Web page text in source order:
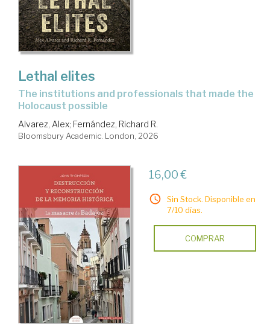
Lethal elites
the institutions and professionals that made the
Holocaust possible
Alvarez, Alex; Fernández, Richard R.
Bloomsbury Academic. London, 2026
16,00 €
Sin Stock. Disponible en
7/10 días.
COMPRAR